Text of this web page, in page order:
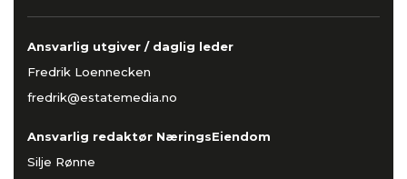
Ansvarlig utgiver / daglig leder
Fredrik Loennecken
fredrik@estatemedia.no
Ansvarlig redaktør NæringsEiendom
Silje Rønne